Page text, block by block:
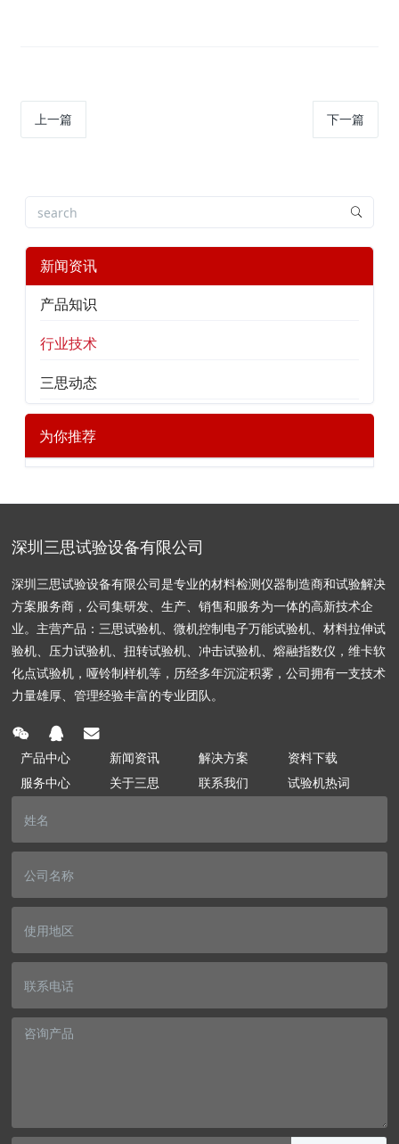
上一篇 下一篇
新闻资讯
产品知识
行业技术
三思动态
为你推荐
深圳三思试验设备有限公司
深圳三思试验设备有限公司是专业的材料检测仪器制造商和试验解决
方案服务商，公司集研发、生产、销售和服务为一体的高新技术企
业。主营产品：三思试验机、微机控制电子万能试验机、材料拉伸试
验机、压力试验机、扭转试验机、冲击试验机、熔融指数仪，维卡软
化点试验机，哑铃制样机等，历经多年沉淀积雾，公司拥有一支技术
力量雄厚、管理经验丰富的专业团队。
产品中心 新闻资讯 解决方案
资料下载
服务中心
关于三思 联系我们 试验机热词